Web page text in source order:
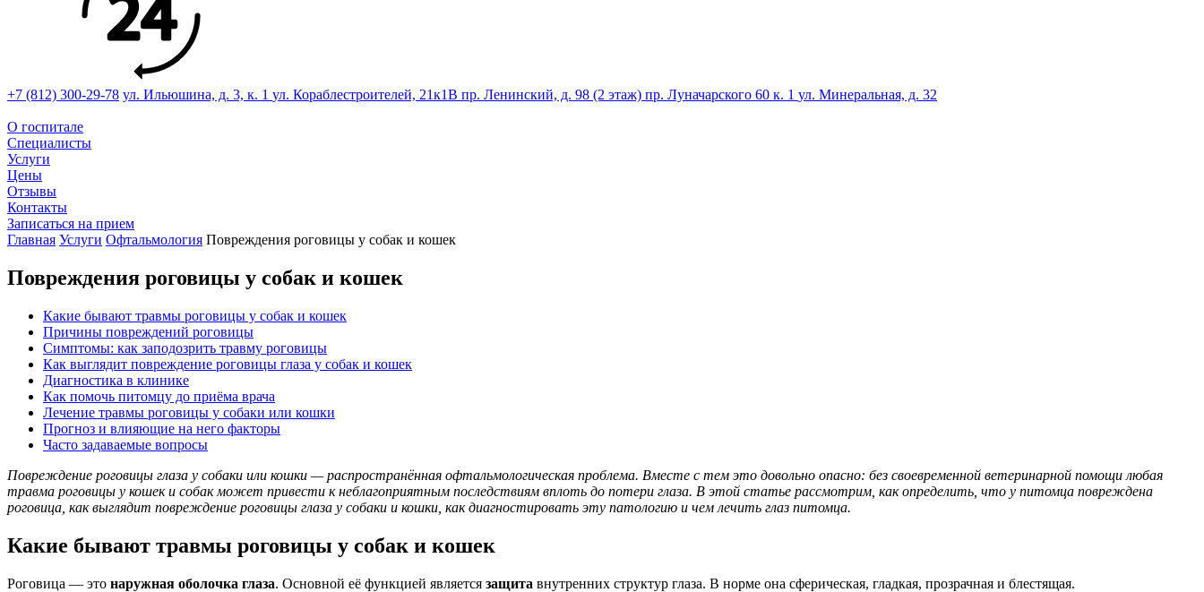
+7 (812) 300-29-78 ул. Ильюшина, д. 3, к. 1 ул. Кораблестроителей, 21к1В пр. Ленинский, д. 98 (2 этаж) пр. Луначарского 60 к. 1 ул. Минеральная, д. 32
О госпитале
Специалисты
Услуги
Цены
Отзывы
Контакты
Записаться на прием
Главная Услуги Офтальмология Повреждения роговицы у собак и кошек
Повреждения роговицы у собак и кошек
Какие бывают травмы роговицы у собак и кошек
Причины повреждений роговицы
Симптомы: как заподозрить травму роговицы
Как выглядит повреждение роговицы глаза у собак и кошек
Диагностика в клинике
Как помочь питомцу до приёма врача
Лечение травмы роговицы у собаки или кошки
Прогноз и влияющие на него факторы
Часто задаваемые вопросы
Повреждение роговицы глаза у собаки или кошки — распространённая офтальмологическая проблема. Вместе с тем это довольно опасно: без своевременной ветеринарной помощи любая
травма роговицы у кошек и собак может привести к неблагоприятным последствиям вплоть до потери глаза. В этой статье рассмотрим, как определить, что у питомца повреждена
роговица, как выглядит повреждение роговицы глаза у собаки и кошки, как диагностировать эту патологию и чем лечить глаз питомца.
Какие бывают травмы роговицы у собак и кошек
Роговица — это наружная оболочка глаза. Основной её функцией является защита внутренних структур глаза. В норме она сферическая, гладкая, прозрачная и блестящая.